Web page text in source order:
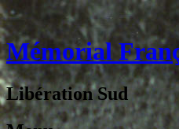
Mémorial
Libération Sud